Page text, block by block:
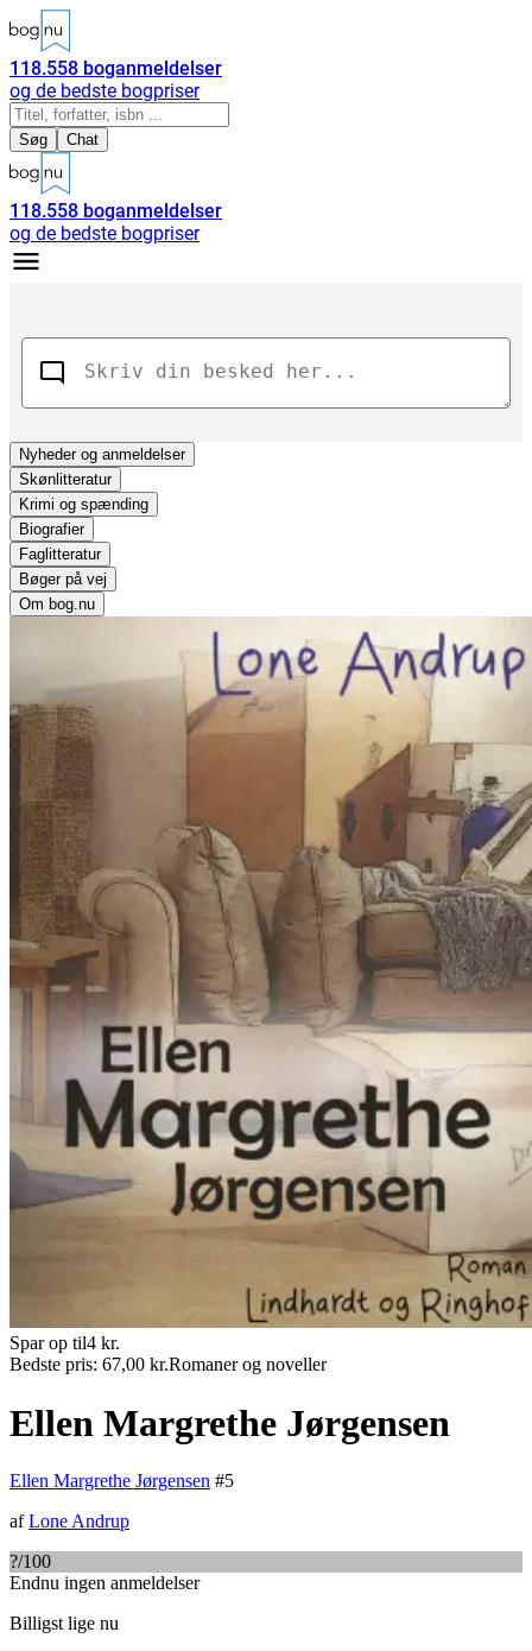
118.558 boganmeldelser
og de bedste bogpriser
Søg Chat
118.558 boganmeldelser
og de bedste bogpriser
Nyhederog anmeldelser
Skønlitteratur
Krimi og spænding
Biografier
Faglitteratur
Bøger på vej
Om bog.nu
Spar op til4 kr.
Bedste pris: 67,00 kr.Romaner og noveller
Ellen Margrethe Jørgensen
Ellen Margrethe Jørgensen #5
afLone Andrup
?/100
Endnu ingen anmeldelser
Billigst lige nu